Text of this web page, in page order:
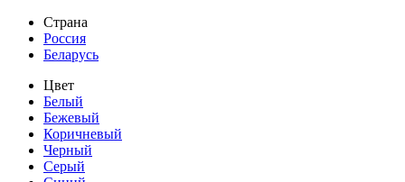
Страна
Россия
Беларусь
Цвет
Белый
Бежевый
Коричневый
Черный
Серый